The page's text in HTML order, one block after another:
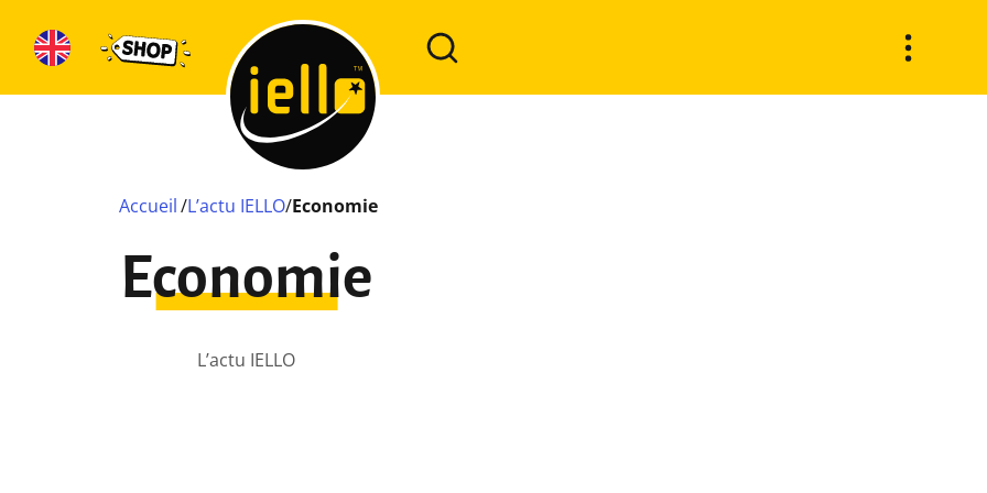
Accueil /L’actu IELLO/Economie
Economie
L’actu IELLO